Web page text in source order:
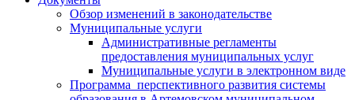
Обзор изменений в законодательстве
Муниципальные услуги
Административные регламенты
предоставления муниципальных услуг
Муниципальные услуги в электронном виде
Программа перспективного развития системы